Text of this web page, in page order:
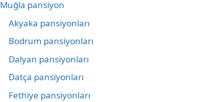
Muğla pansiyon
Akyaka pansiyonları
Bodrum pansiyonları
Dalyan pansiyonları
Datça pansiyonları
Fethiye pansiyonları